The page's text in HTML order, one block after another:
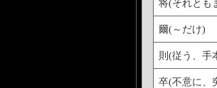
将(それとも
爾(～だけ)
則(従う、手
卒(不意に、